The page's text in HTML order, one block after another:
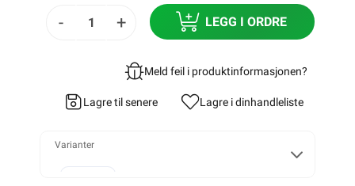
- + LEGG I ORDRE
Meld feil i produktinformasjonen?
Lagre til senere Lagre i dinhandleliste
Varianter